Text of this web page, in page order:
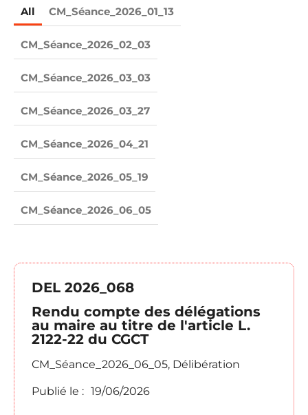
All CM_Séance_2026_01_13
CM_Séance_2026_02_03
CM_Séance_2026_03_03
CM_Séance_2026_03_27
CM_Séance_2026_04_21
CM_Séance_2026_05_19
CM_Séance_2026_06_05
DEL 2026_068
Rendu compte des délégations
au maire au titre de l'article L.
2122-22 du CGCT
CM_Séance_2026_06_05, Délibération
Publié le : 19/06/2026